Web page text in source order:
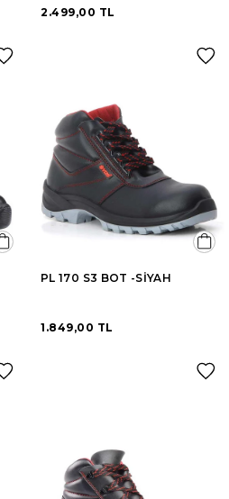
2.499,00 TL
PL 170 S3 BOT -SİYAH
1.849,00 TL